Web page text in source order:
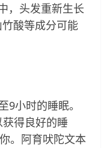
，头发重新生长
酸等成分可能
9小时的睡眠。
得良好的睡
。阿育吠陀文本